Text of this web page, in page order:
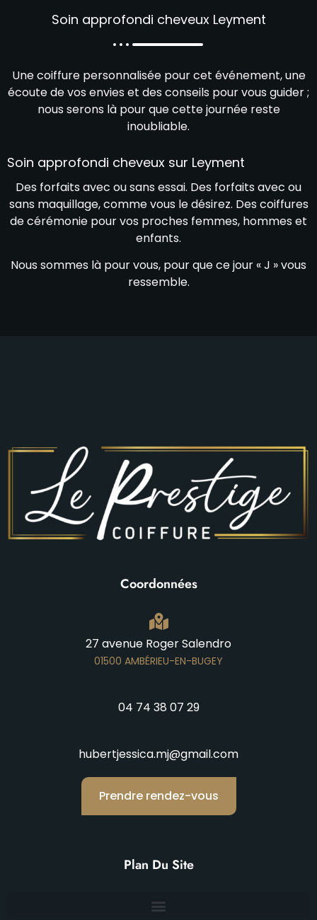
Soin approfondi cheveux Leyment
Une coiffure personnalisée pour cet événement, une
écoute de vos envies et des conseils pour vous guider ;
nous serons là pour que cette journée reste
inoubliable.
Soin approfondi cheveux sur Leyment
Des forfaits avec ou sans essai. Des forfaits avec ou
sans maquillage, comme vous le désirez. Des coiffures
de cérémonie pour vos proches femmes, hommes et
enfants.
Nous sommes là pour vous, pour que ce jour « J » vous
ressemble.
Coordonnées
27 avenue Roger Salendro
01500 AMBÉRIEU-EN-BUGEY
04 74 38 07 29
hubertjessica.mj@gmail.com
Prendre rendez-vous
Plan Du Site